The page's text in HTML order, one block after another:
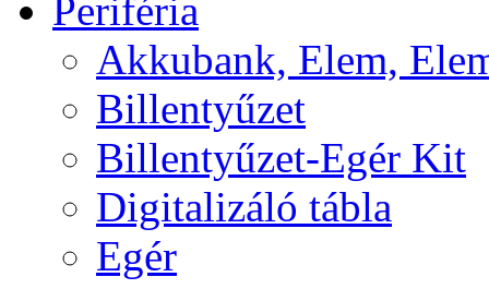
Periféria
Akkubank, Elem,
Billentyűzet
Billentyűzet-Egér Kit
Digitalizáló tábla
Egér